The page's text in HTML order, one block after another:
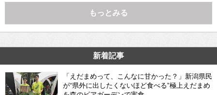
もっとみる
新着記事
「えだまめって、こんなに甘かった？」新潟県民
が“県外に出したくないほど食べる”極上えだまめ